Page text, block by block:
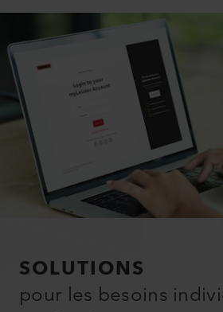
SOLUTIONS
pour les besoins